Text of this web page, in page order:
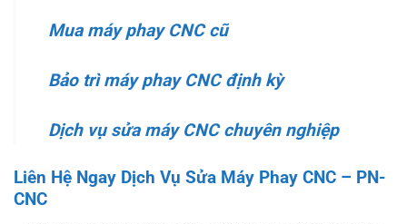
Mua máy phay CNC cũ
Bảo trì máy phay CNC định kỳ
Dịch vụ sửa máy CNC chuyên nghiệp
Liên Hệ Ngay Dịch Vụ Sửa Máy Phay CNC – PN-
CNC